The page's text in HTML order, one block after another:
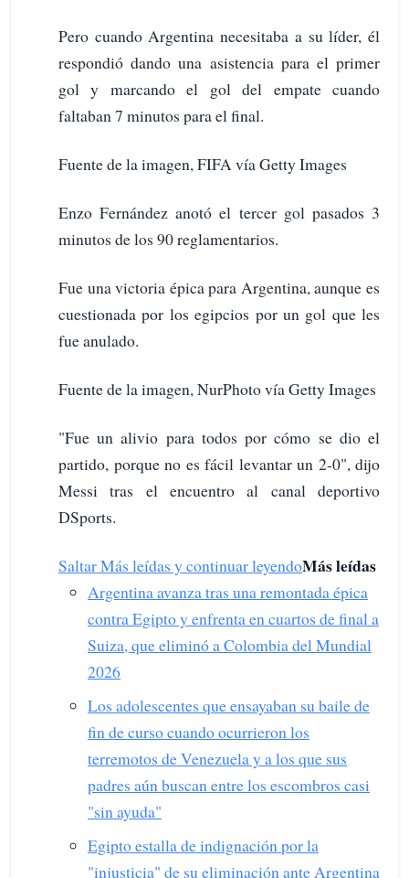
Pero cuando Argentina necesitaba a su líder, él
respondió dando una asistencia para el primer
gol y marcando el gol del empate cuando
faltaban 7 minutos para el final.
Fuente de la imagen, FIFA vía Getty Images
Enzo Fernández anotó el tercer gol pasados 3
minutos de los 90 reglamentarios.
Fue una victoria épica para Argentina, aunque es
cuestionada por los egipcios por un gol que les
fue anulado.
Fuente de la imagen, NurPhoto vía Getty Images
"Fue un alivio para todos por cómo se dio el
partido, porque no es fácil levantar un 2-0", dijo
Messi tras el encuentro al canal deportivo
DSports.
Saltar Más leídas y continuar leyendoMás leídas
Argentina avanza tras una remontada épica
contra Egipto y enfrenta en cuartos de final a
Suiza, que eliminó a Colombia del Mundial
2026
Los adolescentes que ensayaban su baile de
fin de curso cuando ocurrieron los
terremotos de Venezuela y a los que sus
padres aún buscan entre los escombros casi
"sin ayuda"
Egipto estalla de indignación por la
"injusticia" de su eliminación ante Argentina